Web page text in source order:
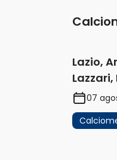
Lazio,
in 07